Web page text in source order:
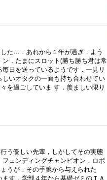
た…．あれから１年が過ぎ，よう
，たまにスロット(勝ち勝ち君は常
日を送っているようです．一見リ
いオタクの一面も持ち合わせてい
を過ごしていま す．羨ましい限り
う優しい先輩，しかしてその実態
ェンディングチャンピオン．ロボ
うが，その手腕から与えられた
す．学部４年から基礎ゼミのＴＡ